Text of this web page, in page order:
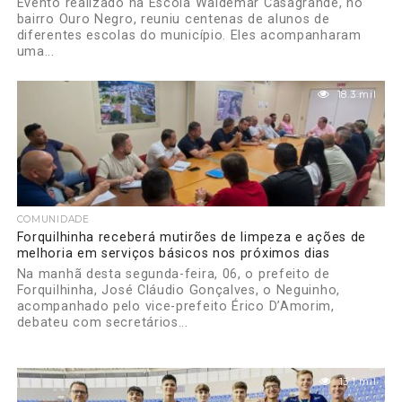
bairro Ouro Negro, reuniu centenas de alunos de
diferentes escolas do município. Eles acompanharam
uma...
18.3 mil
COMUNIDADE
Forquilhinha receberá mutirões de limpeza e ações de
melhoria em serviços básicos nos próximos dias
Na manhã desta segunda-feira, 06, o prefeito de
Forquilhinha, José Cláudio Gonçalves, o Neguinho,
acompanhado pelo vice-prefeito Érico D’Amorim,
debateu com secretários...
13.1 mil